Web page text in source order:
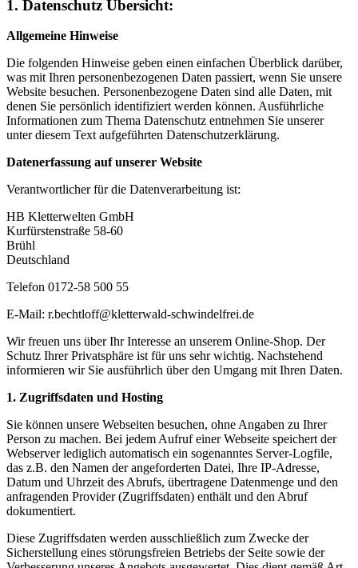
1. Datenschutz Übersicht:
Allgemeine Hinweise
Die folgenden Hinweise geben einen einfachen Überblick darüber,
was mit Ihren personenbezogenen Daten passiert, wenn Sie unsere
Website besuchen. Personenbezogene Daten sind alle Daten, mit
denen Sie persönlich identifiziert werden können. Ausführliche
Informationen zum Thema Datenschutz entnehmen Sie unserer
unter diesem Text aufgeführten Datenschutzerklärung.
Datenerfassung auf unserer Website
Verantwortlicher für die Datenverarbeitung ist:
HB Kletterwelten GmbH
Kurfürstenstraße 58-60
Brühl
Deutschland
Telefon 0172-58 500 55
E-Mail: r.bechtloff@kletterwald-schwindelfrei.de
Wir freuen uns über Ihr Interesse an unserem Online-Shop. Der
Schutz Ihrer Privatsphäre ist für uns sehr wichtig. Nachstehend
informieren wir Sie ausführlich über den Umgang mit Ihren Daten.
1. Zugriffsdaten und Hosting
Sie können unsere Webseiten besuchen, ohne Angaben zu Ihrer
Person zu machen. Bei jedem Aufruf einer Webseite speichert der
Webserver lediglich automatisch ein sogenanntes Server-Logfile,
das z.B. den Namen der angeforderten Datei, Ihre IP-Adresse,
Datum und Uhrzeit des Abrufs, übertragene Datenmenge und den
anfragenden Provider (Zugriffsdaten) enthält und den Abruf
dokumentiert.
Diese Zugriffsdaten werden ausschließlich zum Zwecke der
Sicherstellung eines störungsfreien Betriebs der Seite sowie der